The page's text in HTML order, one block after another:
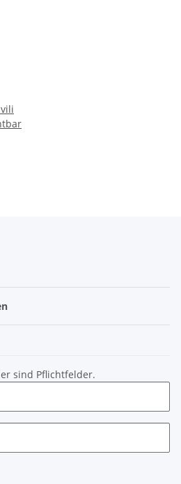
sind Pflichtfelder.